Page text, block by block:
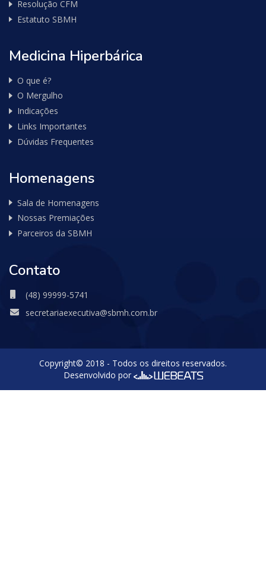
Resolução CFM
Estatuto SBMH
Medicina Hiperbárica
O que é?
O Mergulho
Indicações
Links Importantes
Dúvidas Frequentes
Homenagens
Sala de Homenagens
Nossas Premiações
Parceiros da SBMH
Contato
(48) 99999-5741
secretariaexecutiva@sbmh.com.br
Copyright© 2018 - Todos os direitos reservados.
Desenvolvido por